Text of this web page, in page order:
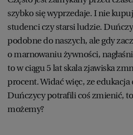
szybko się wyprzedaje. I nie
studenci czy starsi ludzie.
podobne do naszych, ale gdy
o marnowaniu żywności,
to w ciągu 5 lat skala zjawiska
procent. Widać więc, ze edukacja
Duńczycy potrafili coś zmienić,
możemy?